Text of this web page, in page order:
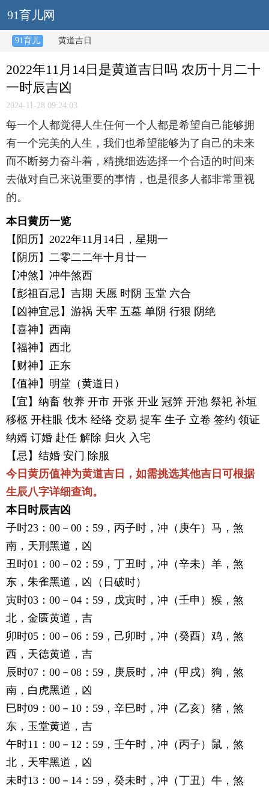
91育儿网
91育儿 黄道吉日
2022年11月14日是黄道吉日吗 农历十月二十
一时辰吉凶
2024-11-28 09:24:03
每一个人都觉得人生任何一个人都是希望自己能够拥
有一个完美的人生，我们也希望能够为了自己的未来
而不断努力奋斗着，精挑细选选择一个合适的时间来
去做对自己来说重要的事情，也是很多人都非常重视
的。
本日黄历一览
【阳历】2022年11月14日，星期一
【阴历】二零二二年十月廿一
【冲煞】冲牛煞西
【彭祖百忌】吉期 天愿 时阴 玉堂 六合
【凶神宜忌】游祸 天牢 五墓 单阴 行狠 阴绝
【喜神】西南
【福神】西北
【财神】正东
【值神】明堂（黄道日）
【宜】纳畜 牧养 开市 开张 开业 冠笄 开池 祭祀 补垣
移柩 开柱眼 伐木 经络 交易 提车 生子 立卷 签约 领证
纳婿 订婚 赴任 解除 归火 入宅
【忌】结婚 安门 除服
今日黄历值神为黄道吉日，如需挑选其他吉日可根据
生辰八字详细查询。
本日时辰吉凶
子时23：00－00：59，丙子时，冲（庚午）马，煞
南，天刑黑道，凶
丑时01：00－02：59，丁丑时，冲（辛未）羊，煞
东，朱雀黑道，凶（日破时）
寅时03：00－04：59，戊寅时，冲（壬申）猴，煞
北，金匮黄道，吉
卯时05：00－06：59，己卯时，冲（癸酉）鸡，煞
西，天德黄道，吉
辰时07：00－08：59，庚辰时，冲（甲戌）狗，煞
南，白虎黑道，凶
巳时09：00－10：59，辛巳时，冲（乙亥）猪，煞
东，玉堂黄道，吉
午时11：00－12：59，壬午时，冲（丙子）鼠，煞
北，天牢黑道，凶
未时13：00－14：59，癸未时，冲（丁丑）牛，煞